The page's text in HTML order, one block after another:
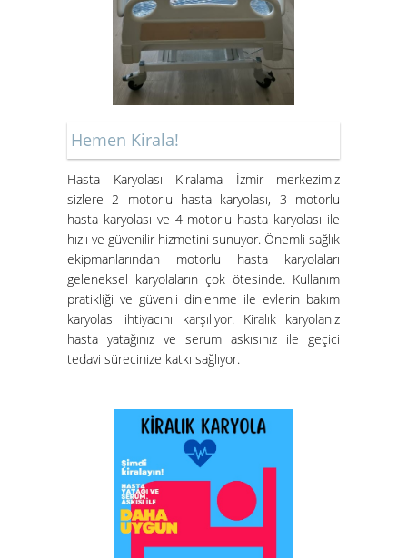
Kiralık Hasta Karyolası Bostanlı
Kiralık Hasta Karyolası
Hasta Karyolası Muğla
Hasta Karyolası Kiralama
Hizmeti
Hemen Kirala!
Hasta Karyolası Kiralama İzmir merkezimiz
sizlere 2 motorlu hasta karyolası, 3 motorlu
hasta karyolası ve 4 motorlu hasta karyolası ile
hızlı ve güvenilir hizmetini sunuyor. Önemli sağlık
ekipmanlarından motorlu hasta karyolaları
geleneksel karyolaların çok ötesinde. Kullanım
pratikliği ve güvenli dinlenme ile evlerin bakım
karyolası ihtiyacını karşılıyor. Kiralık karyolanız
hasta yatağınız ve serum askısınız ile geçici
tedavi sürecinize katkı sağlıyor.